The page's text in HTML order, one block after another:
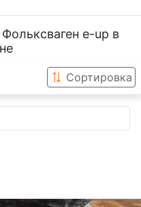
e-up в
Сортировка